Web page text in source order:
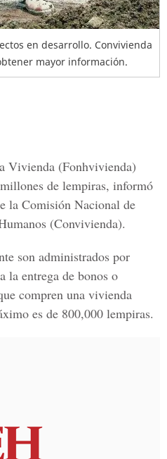
en desarrollo. Convivienda
mayor información.
Vivienda (Fonhvivienda)
de lempiras, informó
la Comisión Nacional de
(Convivienda).
son administrados por
la entrega de bonos o
compren una vivienda
es de 800,000 lempiras.